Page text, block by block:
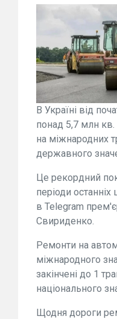
В Україні від
понад 5,7 млн
на міжнародних
державного
Це рекордний
періоди
в Telegram
Свириденко.
Ремонти на
міжнародного
закінчені до 1
національного
Щодня дороги